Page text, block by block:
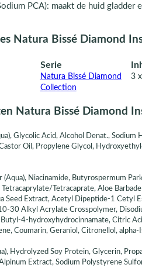
PCA): maakt de huid gladder
Natura Bissé Diamond
Serie
Natura Bissé Diamond
Collection
3
Natura Bissé Diamond
Glycolic Acid, Alcohol Denat.,
Oil, Propylene Glycol,
(Aqua), Niacinamide, Butyrospermum
Tetracaprate, Aloe
Seed Extract, Acetyl Dipeptide-1 Cetyl
30 Alkyl Acrylate Crosspolymer,
4-hydroxyhydrocinnamate, Citric
Coumarin, Geraniol, Citronellol,
Hydrolyzed Soy Protein, Glycerin,
Extract, Sodium Polystyrene